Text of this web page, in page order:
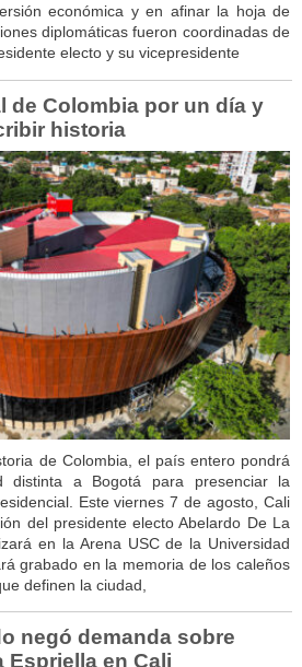
económica y en afinar la hoja de
diplomáticas fueron coordinadas de
electo y su vicepresidente
de Colombia por un día y
historia
de Colombia, el país entero pondrá
distinta a Bogotá para presenciar la
Este viernes 7 de agosto, Cali
del presidente electo Abelardo De La
en la Arena USC de la Universidad
grabado en la memoria de los caleños
definen la ciudad,
negó demanda sobre
Espriella en Cali